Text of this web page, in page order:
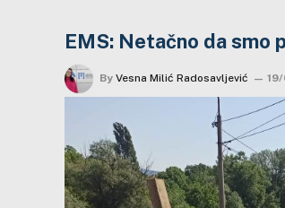
EMS: Netačno da smo
By Vesna Milić Radosavljević